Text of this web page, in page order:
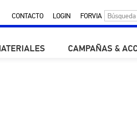
CONTACTO LOGIN FORVIA
CAMPAÑAS &